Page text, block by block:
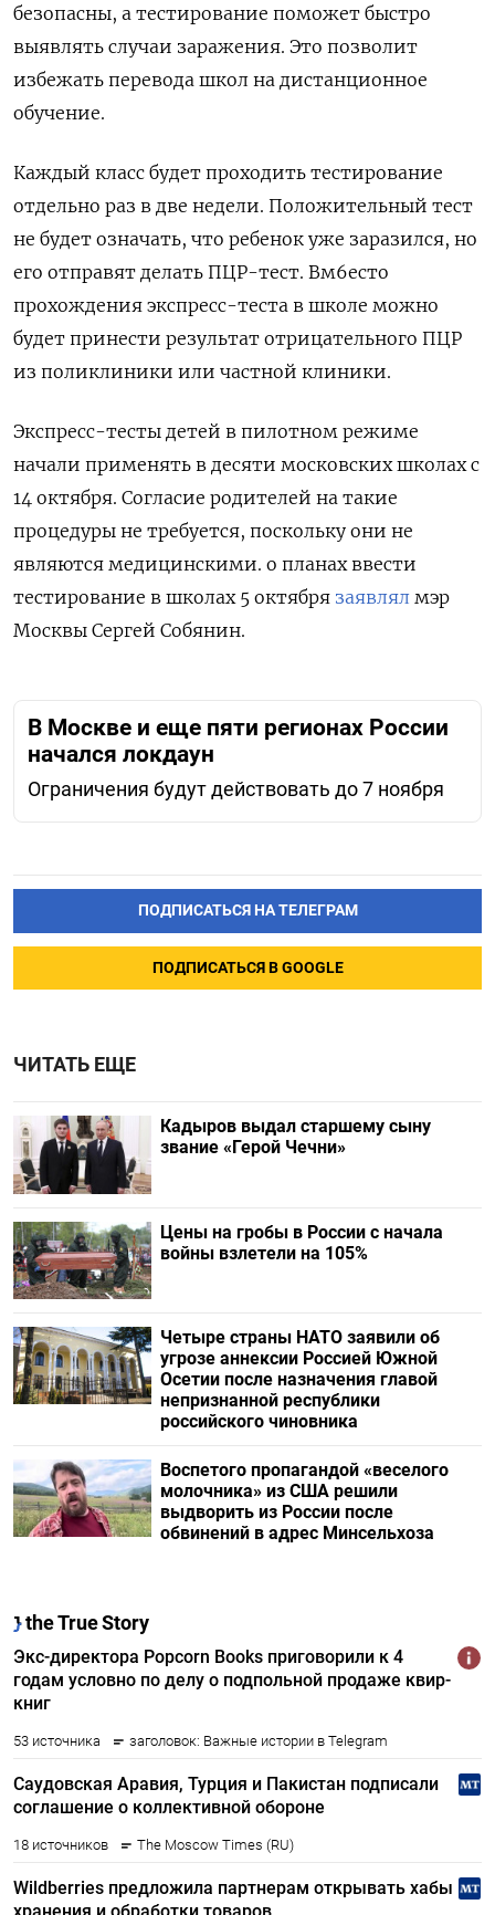
безопасны, а тестирование поможет быстро
выявлять случаи заражения. Это позволит
избежать перевода школ на дистанционное
обучение.
Каждый класс будет проходить тестирование
отдельно раз в две недели. Положительный тест
не будет означать, что ребенок уже заразился, но
его отправят делать ПЦР-тест. Вм6есто
прохождения экспресс-теста в школе можно
будет принести результат отрицательного ПЦР
из поликлиники или частной клиники.
Экспресс-тесты детей в пилотном режиме
начали применять в десяти московских школах с
14 октября. Согласие родителей на такие
процедуры не требуется, поскольку они не
являются медицинскими. о планах ввести
тестирование в школах 5 октября заявлял мэр
Москвы Сергей Собянин.
В Москве и еще пяти регионах России
начался локдаун
Ограничения будут действовать до 7 ноября
ПОДПИСАТЬСЯ НА ТЕЛЕГРАМ
ПОДПИСАТЬСЯ В GOOGLE
ЧИТАТЬ ЕЩЕ
Кадыров выдал старшему сыну
звание «Герой Чечни»
Цены на гробы в России с начала
войны взлетели на 105%
Четыре страны НАТО заявили об
угрозе аннексии Россией Южной
Осетии после назначения главой
непризнанной республики
российского чиновника
Воспетого пропагандой «веселого
молочника» из США решили
выдворить из России после
обвинений в адрес Минсельхоза